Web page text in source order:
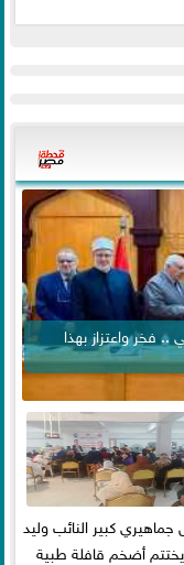
.. فخر واعتزاز بهذا
كبير النائب وليد
أضخم قافلة طبية